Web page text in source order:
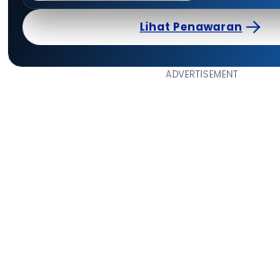
Lihat Penawaran